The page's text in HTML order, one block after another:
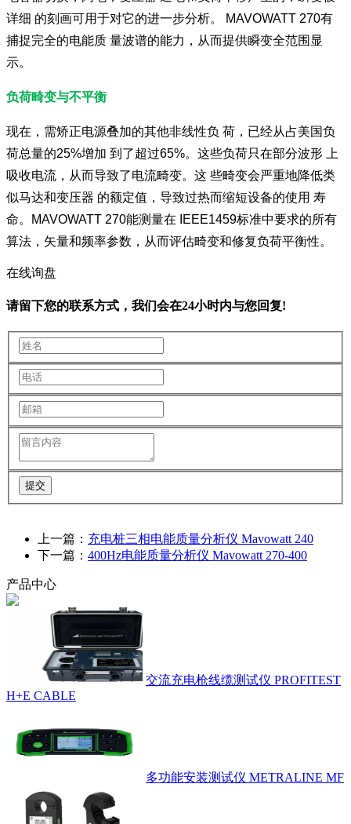
详细 的刻画可用于对它的进一步分析。 MAVOWATT 270有
捕捉完全的电能质 量波谱的能力，从而提供瞬变全范围显
示。
负荷畸变与不平衡
现在，需矫正电源叠加的其他非线性负 荷，已经从占美国负
荷总量的25%增加 到了超过65%。这些负荷只在部分波形 上
吸收电流，从而导致了电流畸变。这 些畸变会严重地降低类
似马达和变压器 的额定值，导致过热而缩短设备的使用 寿
命。MAVOWATT 270能测量在 IEEE1459标准中要求的所有
算法，矢量和频率参数，从而评估畸变和修复负荷平衡性。
在线询盘
请留下您的联系方式，我们会在24小时内与您回复!
提交
上一篇： 充电桩三相电能质量分析仪 Mavowatt 240
下一篇： 400Hz电能质量分析仪 Mavowatt 270-400
产品中心
交流充电枪线缆测试仪 PROFITEST
H+E CABLE
多功能安装测试仪 METRALINE MF